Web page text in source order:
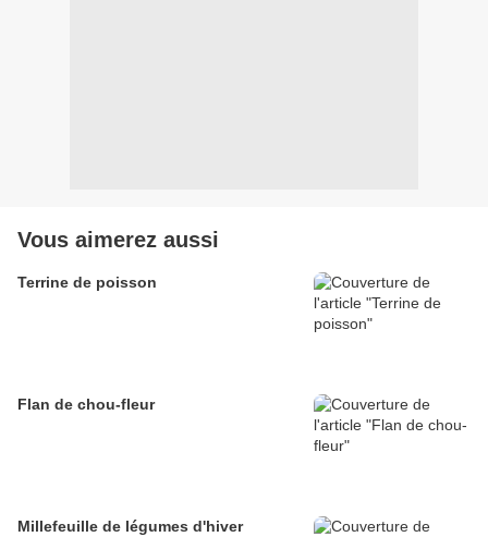
Vous aimerez aussi
Terrine de poisson
Flan de chou-fleur
Millefeuille de légumes d'hiver